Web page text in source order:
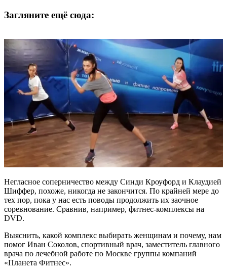
Загляните ещë сюда:
Негласное соперничество между Синди Кроуфорд и Клаудией
Шиффер, похоже, никогда не закончится. По крайней мере до
тех пор, пока у нас есть поводы продолжить их заочное
соревнование. Сравнив, например, фитнес-комплексы на
DVD.
Выяснить, какой комплекс выбирать женщинам и почему, нам
помог Иван Соколов, спортивный врач, заместитель главного
врача по лечебной работе по Москве группы компаний
«Планета Фитнес».